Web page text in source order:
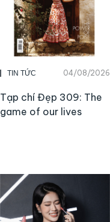
TIN TỨC 04/08/2026
Tạp chí Đẹp 309: The
game of our lives